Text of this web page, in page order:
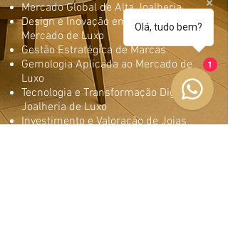
Mercado Global de Alta Joalheria
Design e Inovação em Jóias para o
Mercado de Luxo
Gestão Estratégica de Marcas
Gemologia Aplicada ao Mercado de
Luxo
Tecnologia e Transformação Digital na
Joalheria de Luxo
Investimento e Valoração de Joias
Olá, tudo bem?
1